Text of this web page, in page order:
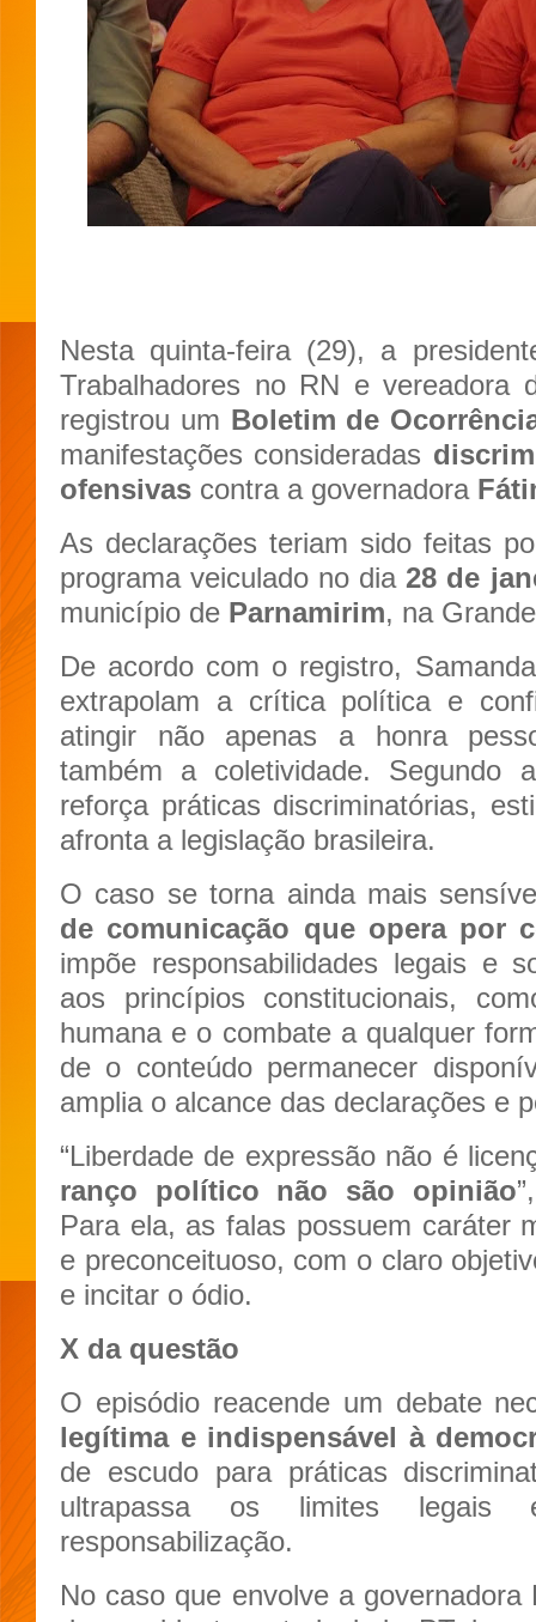
Nesta quinta-feira (29), a
Trabalhadores no RN e vereadora
registrou um Boletim de
manifestações consideradas
ofensivas contra a governadora
As declarações teriam sido feitas
programa veiculado no dia28 de
município de Parnamirim, na
De acordo com o registro,
extrapolam a crítica política e
atingir não apenas a honra
também a coletividade. Segundo
reforça práticas discriminatórias,
afronta a legislação brasileira.
O caso se torna ainda mais
de comunicação que opera por
impõe responsabilidades legais e
aos princípios constitucionais,
humana e o combate a qualquer
de o conteúdo permanecer
amplia o alcance das declarações e
“Liberdade de expressão não é
ranço político não são opinião
Para ela, as falas possuem caráter
e preconceituoso, com o claro
e incitar o ódio.
X da questão
O episódio reacende um debate
legítima e indispensável à
de escudo para práticas
ultrapassa os limites legais
responsabilização.
No caso que envolve a